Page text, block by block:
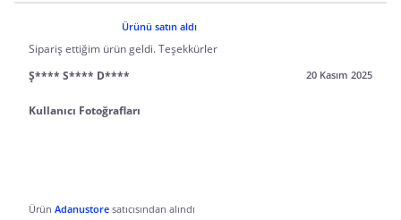
Ürünü satın aldı
Sipariş ettiğim ürün geldi. Teşekkürler
Ş**** S**** D****
20 Kasım 2025
Kullanıcı Fotoğrafları
Ürün Adanustore satıcısından alındı